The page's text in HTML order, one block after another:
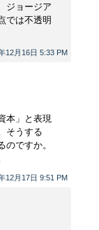
12月16日 5:33 PM
ジョージア
では不透明
12月17日 9:51 PM
本」と表現
そうする
のですか。